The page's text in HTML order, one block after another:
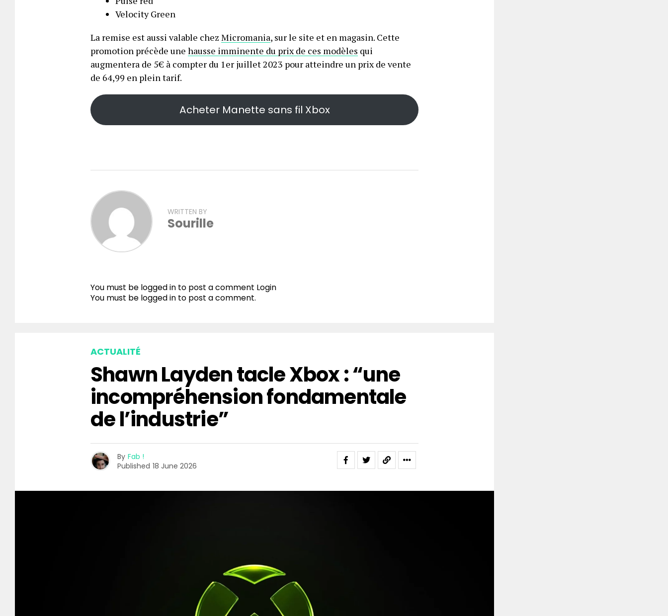
Velocity Green
La remise est aussi valable chez Micromania, sur le site et en magasin. Cette
promotion précède une hausse imminente du prix de ces modèles qui
augmentera de 5€ à compter du 1er juillet 2023 pour atteindre un prix de vente
de 64,99 en plein tarif.
Acheter Manette sans fil Xbox
WRITTEN BY
Sourille
You must be logged in to post a comment Login
You must be logged in to post a comment.
ACTUALITÉ
Shawn Layden tacle Xbox : “une
incompréhension fondamentale
de l’industrie”
By Fab !
Published 18 June 2026